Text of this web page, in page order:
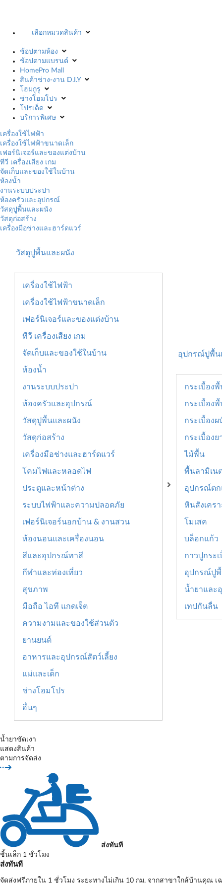
เลือกหมวดสินค้า
ช้อปตามห้อง
ช้อปตามแบรนด์
HomePro Mall
สินค้าช่าง-งาน D.I.Y
โฮมกูรู
ช่างโฮมโปร
โปรเด็ด
บริการพิเศษ
เครื่องใช้ไฟฟ้า
เครื่องใช้ไฟฟ้าขนาดเล็ก
เฟอร์นิเจอร์และของแต่งบ้าน
ทีวี เครื่องเสียง เกม
จัดเก็บและของใช้ในบ้าน
ห้องน้ำ
งานระบบประปา
ห้องครัวและอุปกรณ์
วัสดุปูพื้นและผนัง
วัสดุก่อสร้าง
เครื่องมือช่างและฮาร์ดแวร์
วัสดุปูพื้นและผนัง
เครื่องใช้ไฟฟ้า
เครื่องใช้ไฟฟ้าขนาดเล็ก
เฟอร์นิเจอร์และของแต่งบ้าน
ทีวี เครื่องเสียง เกม
จัดเก็บและของใช้ในบ้าน
ห้องน้ำ
งานระบบประปา
ห้องครัวและอุปกรณ์
วัสดุปูพื้นและผนัง
วัสดุก่อสร้าง
เครื่องมือช่างและฮาร์ดแวร์
โคมไฟและหลอดไฟ
ประตูและหน้าต่าง
ระบบไฟฟ้าและความปลอดภัย
เฟอร์นิเจอร์นอกบ้าน & งานสวน
ห้องนอนและเครื่องนอน
สีและอุปกรณ์ทาสี
กีฬาและท่องเที่ยว
สุขภาพ
มือถือ ไอที แกดเจ็ต
ความงามและของใช้ส่วนตัว
ยานยนต์
อาหารและอุปกรณ์สัตว์เลี้ยง
แม่และเด็ก
ช่างโฮมโปร
อื่นๆ
อุปกรณ์ปูพื้น
กระเบื้อง
กระเบื้องพื้
กระเบื้องผ
กระเบื้องย
ไม้พื้น
พื้นลามิเน
อุปกรณ์ตก
หินสังเคร
โมเสค
บล็อกแก้ว
กาวปูกระเ
อุปกรณ์ปูพื้
น้ำยาและ
เทปกันลื่น
น้ำยาขัดเงา
แสดงสินค้า
ตามการจัดส่ง
ส่งทันที
ชิ้นเล็ก 1 ชั่วโมง
ส่งทันที
จัดส่งฟรีภายใน 1 ชั่วโมง ระยะทางไม่เกิน 10 กม. จากสาขาใกล้บ้านคุณ